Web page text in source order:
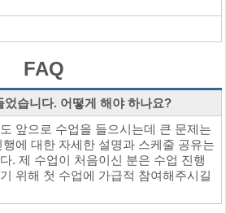
FAQ
었습니다. 어떻게 해야 하나요?
앞으로 수업을 들으시는데 큰 문제는
에 대한 자세한 설명과 스케줄 공유는
. 제 수업이 처음이신 분은 수업 진행
위해 첫 수업에 가급적 참여해주시길